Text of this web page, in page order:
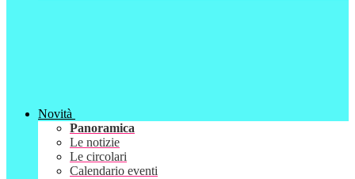
Novità
Panoramica
Le notizie
Le circolari
Calendario eventi